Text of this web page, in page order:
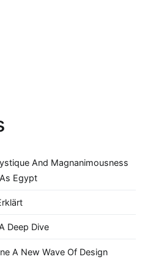
And Magnanimousness
Egypt
Deep Dive
A New Wave Of Design